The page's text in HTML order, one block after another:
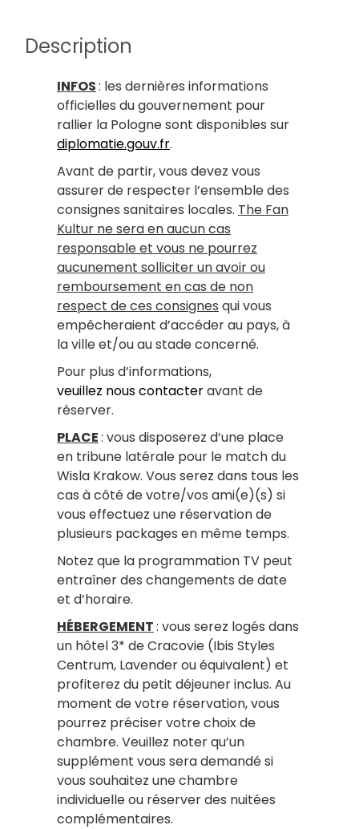
Description
INFOS: les dernières informations
officielles du gouvernement pour
rallier la Pologne sont disponibles sur
diplomatie.gouv.fr.
Avant de partir, vous devez vous
assurer de respecter l’ensemble des
consignes sanitaires locales. The Fan
Kultur ne sera en aucun cas
responsable et vous ne pourrez
aucunement solliciter un avoir ou
remboursement en cas de non
respect de ces consignes qui vous
empêcheraient d’accéder au pays, à
la ville et/ou au stade concerné.
Pour plus d’informations,
veuillez nous contacteravant de
réserver.
PLACE: vous disposerez d’une place
en tribune latérale pour le match du
Wisla Krakow. Vous serez dans tous les
cas à côté de votre/vos ami(e)(s) si
vous effectuez une réservation de
plusieurs packages en même temps.
Notez que la programmation TV peut
entraîner des changements de date
et d’horaire.
HÉBERGEMENT: vous serez logés dans
un hôtel 3* de Cracovie (Ibis Styles
Centrum, Lavender ou équivalent) et
profiterez du petit déjeuner inclus. Au
moment de votre réservation, vous
pourrez préciser votre choix de
chambre. Veuillez noter qu’un
supplément vous sera demandé si
vous souhaitez une chambre
individuelle ou réserver des nuitées
complémentaires.